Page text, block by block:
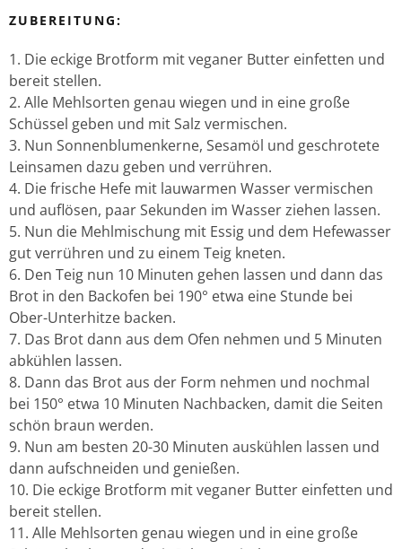
ZUBEREITUNG:
Die eckige Brotform mit veganer Butter einfetten und
bereit stellen.
Alle Mehlsorten genau wiegen und in eine große
Schüssel geben und mit Salz vermischen.
Nun Sonnenblumenkerne, Sesamöl und geschrotete
Leinsamen dazu geben und verrühren.
Die frische Hefe mit lauwarmen Wasser vermischen
und auflösen, paar Sekunden im Wasser ziehen lassen.
Nun die Mehlmischung mit Essig und dem Hefewasser
gut verrühren und zu einem Teig kneten.
Den Teig nun 10 Minuten gehen lassen und dann das
Brot in den Backofen bei 190° etwa eine Stunde bei
Ober-Unterhitze backen.
Das Brot dann aus dem Ofen nehmen und 5 Minuten
abkühlen lassen.
Dann das Brot aus der Form nehmen und nochmal
bei 150° etwa 10 Minuten Nachbacken, damit die Seiten
schön braun werden.
Nun am besten 20-30 Minuten auskühlen lassen und
dann aufschneiden und genießen.
Die eckige Brotform mit veganer Butter einfetten und
bereit stellen.
Alle Mehlsorten genau wiegen und in eine große